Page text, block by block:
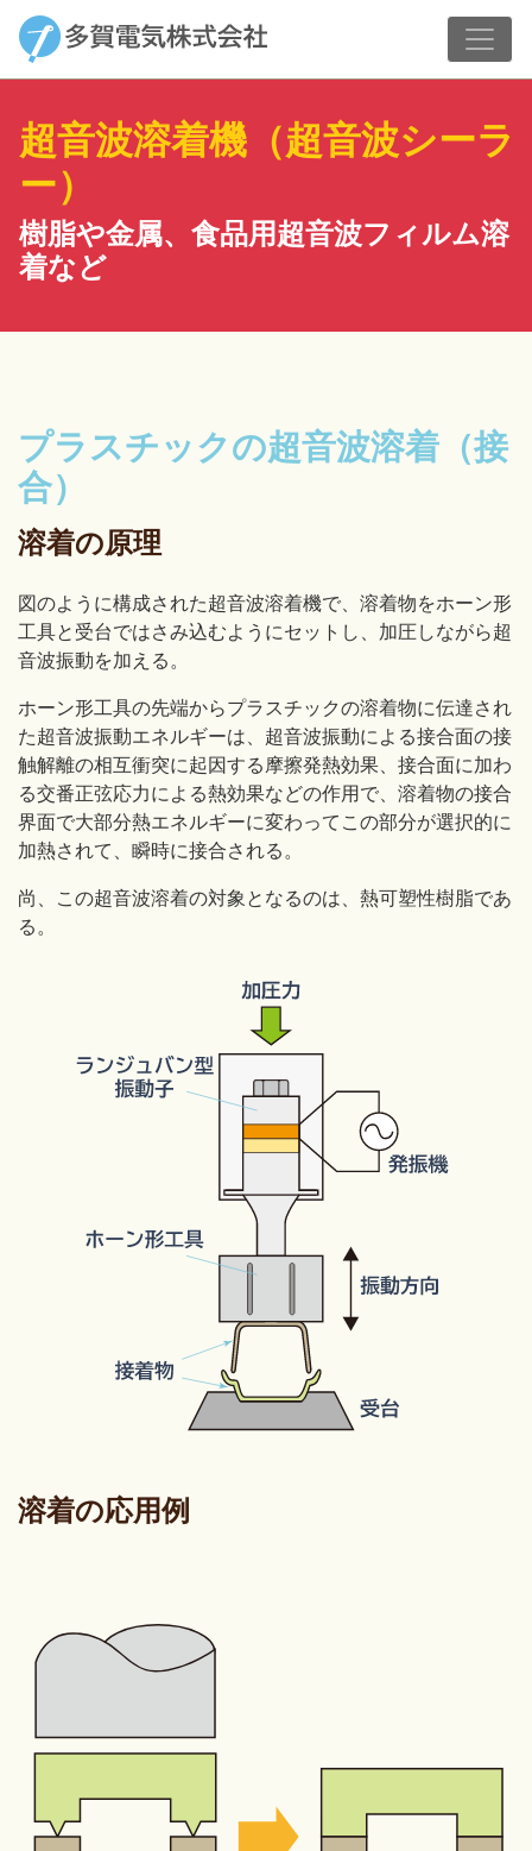
超音波溶着機（超音波シーラ
ー）
樹脂や金属、食品用超音波フィルム溶
着など
プラスチックの超音波溶着（接
合）
溶着の原理
図のように構成された超音波溶着機で、溶着物をホーン形
工具と受台ではさみ込むようにセットし、加圧しながら超
音波振動を加える。
ホーン形工具の先端からプラスチックの溶着物に伝達され
た超音波振動エネルギーは、超音波振動による接合面の接
触解離の相互衝突に起因する摩擦発熱効果、接合面に加わ
る交番正弦応力による熱効果などの作用で、溶着物の接合
界面で大部分熱エネルギーに変わってこの部分が選択的に
加熱されて、瞬時に接合される。
尚、この超音波溶着の対象となるのは、熱可塑性樹脂であ
る。
溶着の応用例